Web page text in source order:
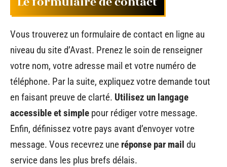
Vous trouverez un formulaire de contact en ligne au
niveau du site d’Avast. Prenez le soin de renseigner
votre nom, votre adresse mail et votre numéro de
téléphone. Par la suite, expliquez votre demande tout
en faisant preuve de clarté. Utilisez un langage
accessible et simple pour rédiger votre message.
Enfin, définissez votre pays avant d’envoyer votre
message. Vous recevrez une réponse par mail du
service dans les plus brefs délais.